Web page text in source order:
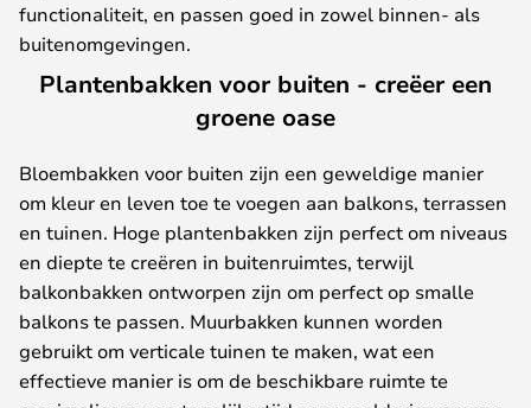
functionaliteit, en passen goed in zowel binnen- als
buitenomgevingen.
Plantenbakken voor buiten - creëer een
groene oase
Bloembakken voor buiten zijn een geweldige manier
om kleur en leven toe te voegen aan balkons, terrassen
en tuinen. Hoge plantenbakken zijn perfect om niveaus
en diepte te creëren in buitenruimtes, terwijl
balkonbakken ontworpen zijn om perfect op smalle
balkons te passen. Muurbakken kunnen worden
gebruikt om verticale tuinen te maken, wat een
effectieve manier is om de beschikbare ruimte te